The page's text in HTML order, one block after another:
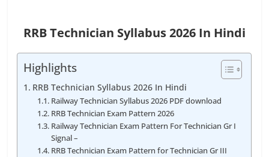
RRB Technician Syllabus 2026 In Hindi
Highlights
RRB Technician Syllabus 2026 In Hindi
Railway Technician Syllabus 2026 PDF download
RRB Technician Exam Pattern 2026
Railway Technician Exam Pattern For Technician Gr I
Signal –
RRB Technician Exam Pattern for Technician Gr III